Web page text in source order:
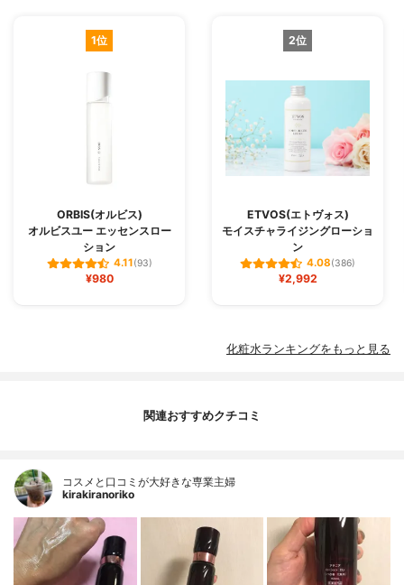
1位
ORBIS(オルビス)
オルビスユー エッセンスロー
ション
4.11(93)
¥980
2位
ETVOS(エトヴォス)
モイスチャライジングローショ
ン
4.08(386)
¥2,992
化粧水ランキングをもっと見る
関連おすすめクチコミ
コスメと口コミが大好きな専業主婦
kirakiranoriko